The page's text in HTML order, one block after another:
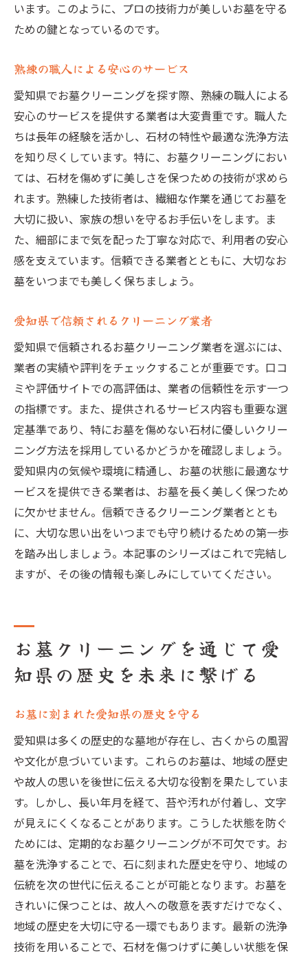
います。このように、プロの技術力が美しいお墓を守る
ための鍵となっているのです。
熟練の職人による安心のサービス
愛知県でお墓クリーニングを探す際、熟練の職人による
安心のサービスを提供する業者は大変貴重です。職人た
ちは長年の経験を活かし、石材の特性や最適な洗浄方法
を知り尽くしています。特に、お墓クリーニングにおい
ては、石材を傷めずに美しさを保つための技術が求めら
れます。熟練した技術者は、繊細な作業を通じてお墓を
大切に扱い、家族の想いを守るお手伝いをします。ま
た、細部にまで気を配った丁寧な対応で、利用者の安心
感を支えています。信頼できる業者とともに、大切なお
墓をいつまでも美しく保ちましょう。
愛知県で信頼されるクリーニング業者
愛知県で信頼されるお墓クリーニング業者を選ぶには、
業者の実績や評判をチェックすることが重要です。口コ
ミや評価サイトでの高評価は、業者の信頼性を示す一つ
の指標です。また、提供されるサービス内容も重要な選
定基準であり、特にお墓を傷めない石材に優しいクリー
ニング方法を採用しているかどうかを確認しましょう。
愛知県内の気候や環境に精通し、お墓の状態に最適なサ
ービスを提供できる業者は、お墓を長く美しく保つため
に欠かせません。信頼できるクリーニング業者ととも
に、大切な思い出をいつまでも守り続けるための第一歩
を踏み出しましょう。本記事のシリーズはこれで完結し
ますが、その後の情報も楽しみにしていてください。
お墓クリーニングを通じて愛
知県の歴史を未来に繋げる
お墓に刻まれた愛知県の歴史を守る
愛知県は多くの歴史的な墓地が存在し、古くからの風習
や文化が息づいています。これらのお墓は、地域の歴史
や故人の思いを後世に伝える大切な役割を果たしていま
す。しかし、長い年月を経て、苔や汚れが付着し、文字
が見えにくくなることがあります。こうした状態を防ぐ
ためには、定期的なお墓クリーニングが不可欠です。お
墓を洗浄することで、石に刻まれた歴史を守り、地域の
伝統を次の世代に伝えることが可能となります。お墓を
きれいに保つことは、故人への敬意を表すだけでなく、
地域の歴史を大切に守る一環でもあります。最新の洗浄
技術を用いることで、石材を傷つけずに美しい状態を保